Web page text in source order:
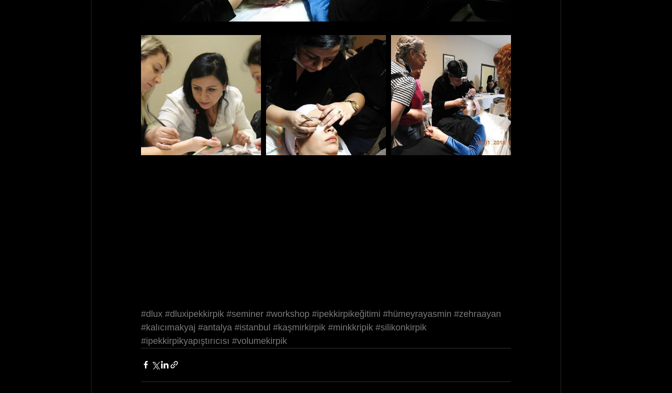
#dlux #dluxipekkirpik #seminer #workshop #ipekkirpikeğitimi #hümeyrayasmin #zehraayan
#kalıcımakyaj #antalya #istanbul #kaşmirkirpik #minkkripik #silikonkirpik
#ipekkirpikyapıştırıcısı #volumekirpik